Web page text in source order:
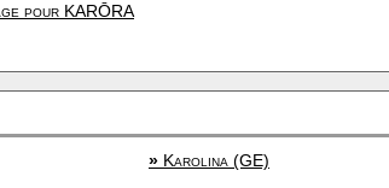
pour KARŌRA
» Karolina (GE)